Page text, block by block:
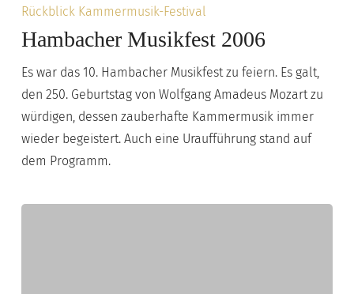
Hambacher
Musikfest
Rückblick Kammermusik-Festival
Hambacher Musikfest 2006
Es war das 10. Hambacher Musikfest zu feiern. Es galt,
den 250. Geburtstag von Wolfgang Amadeus Mozart zu
würdigen, dessen zauberhafte Kammermusik immer
wieder begeistert. Auch eine Uraufführung stand auf
dem Programm.